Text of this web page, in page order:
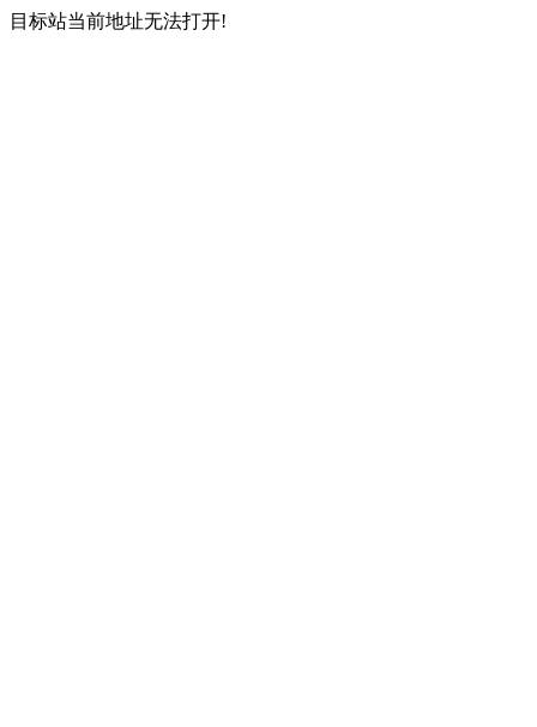
目标站当前地址无法打开!